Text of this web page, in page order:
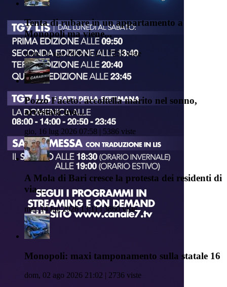
Tenta di rubare in un appartamento a
Monopoli ma viene...
dom, 02 ago 2026 21:17 | 7253 viste
Pozzo Faceto: accoltella marito nel sonno,
arrestata mo...
gio, 16 lug 2026 07:58 | 5386 viste
A Mola di Bari cresce la protesta dei residenti di
via...
mar, 14 lug 2026 13:11 | 3860 viste
Monopoli: maxi tamponamento sulla statale 16
dom, 02 ago 2026 21:02 | 2736 viste